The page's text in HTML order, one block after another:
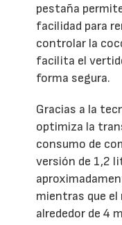
pestaña
facilidad para
controlar la
facilita el
forma segura.
Gracias a la
optimiza la
consumo de
versión de 1,2
mientras que
alrededor de 4